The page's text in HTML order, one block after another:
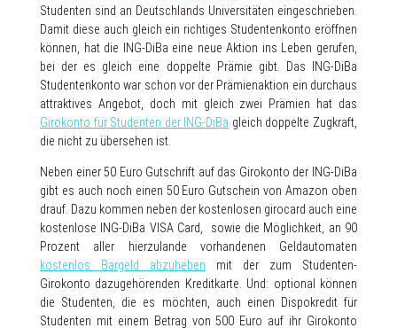
Studenten sind an Deutschlands Universitäten eingeschrieben.
Damit diese auch gleich ein richtiges Studentenkonto eröffnen
können, hat die ING-DiBa eine neue Aktion ins Leben gerufen
bei der es gleich eine doppelte Prämie gibt. Das ING-DiBa
Studentenkonto war schon vor der Prämienaktion ein durchaus
attraktives Angebot, doch mit gleich zwei Prämien hat das
Girokonto für Studenten der ING-DiBa gleich doppelte Zugkraft,
die nicht zu übersehen ist.
Neben einer 50 Euro Gutschrift auf das Girokonto der ING-DiBa
gibt es auch noch einen 50 Euro Gutschein von Amazon oben
drauf. Dazu kommen neben der kostenlosen girocard auch eine
kostenlose ING-DiBa VISA Card, sowie die Möglichkeit, an 90
Prozent aller hierzulande vorhandenen Geldautomaten
kostenlos Bargeld abzuheben mit der zum Studenten-
Girokonto dazugehörenden Kreditkarte. Und: optional können
die Studenten, die es möchten, auch einen Dispokredit für
Studenten mit einem Betrag von 500 Euro auf ihr Girokonto